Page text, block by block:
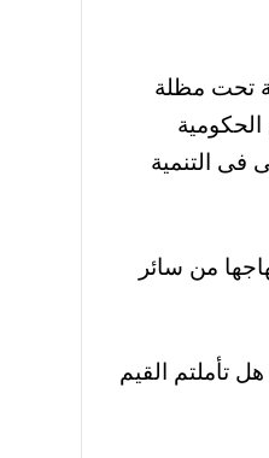
تحت مظلة
فى التنمية
من سائر
تأملتم القيم